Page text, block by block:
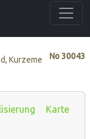
No30043
Kurzeme
Karte